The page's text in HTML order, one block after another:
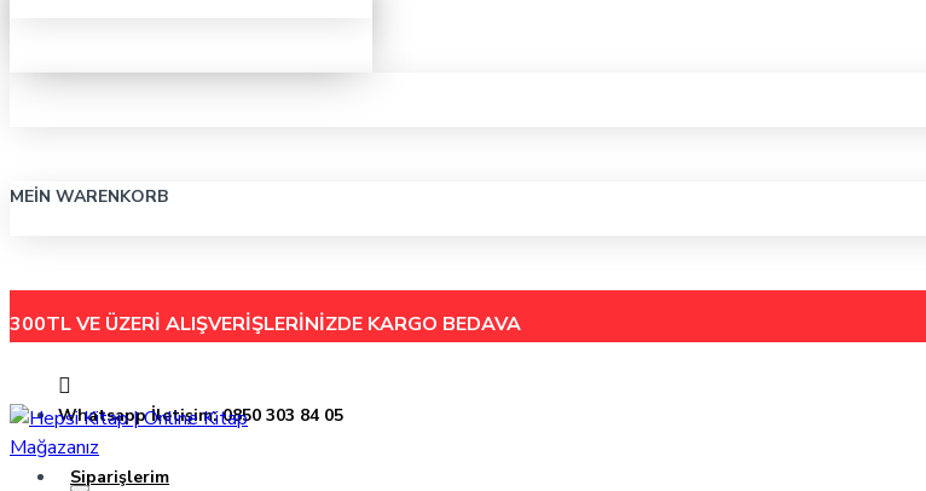
MEIN WARENKORB
300TL VE ÜZERİ ALIŞVERİŞLERİNİZDE KARGO BEDAVA
Whatsapp İletişim: 0850 303 84 05
Siparişlerim